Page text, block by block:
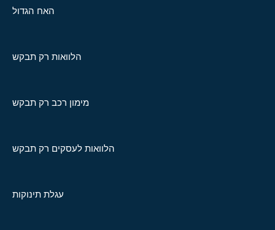
האח הגדול
הלוואות רק תבקש
מימון רכב רק תבקש
הלוואות לעסקים רק תבקש
עגלת תינוקות